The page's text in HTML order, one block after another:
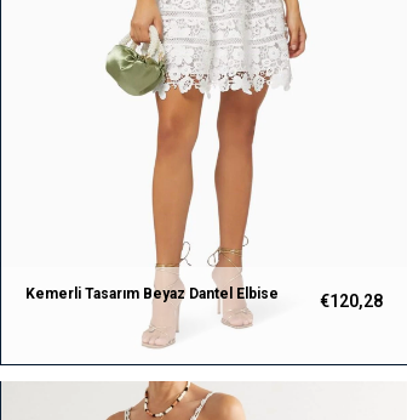
Kemerli Tasarım Beyaz Dantel Elbise €120,28